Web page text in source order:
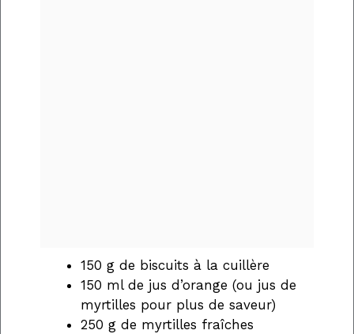
150 g de biscuits à la cuillère
150 ml de jus d’orange (ou jus de
myrtilles pour plus de saveur)
250 g de myrtilles fraîches